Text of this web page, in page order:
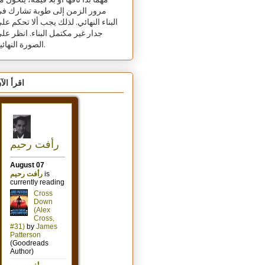
مرور الزمن إلى طوبة تشارك
البناء النهائي. لذلك يجب ألا تحكم
جدار غير مكتمل البناء. انظر
الصورة النهائية.
اقرأ